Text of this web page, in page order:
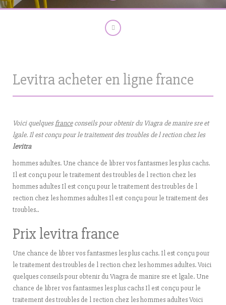
Levitra acheter en ligne france
Voici quelquesfranceconseils pour obtenir du Viagra de manire sre et
lgale. Il est conçu pour le traitement des troubles de l rection chez les
levitra
hommes adultes. Une chance de librer vos fantasmes les plus cachs.
Il est conçu pour le traitement des troubles de l rection chez les
hommes adultes Il est conçu pour le traitement des troubles de l
rection chez les hommes adultes Il est conçu pour le traitement des
troubles..
Prix levitra france
Une chance de librer vos fantasmes les plus cachs. Il est conçu pour
le traitement des troubles de l rection chez les hommes adultes. Voici
quelques conseils pour obtenir du Viagra de manire sre et lgale. Une
chance de librer vos fantasmes les plus cachs Il est conçu pour le
traitement des troubles de l rection chez les hommes adultes Voici